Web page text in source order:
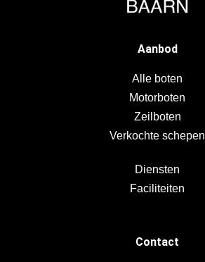
Aanbod
Alle boten
Motorboten
Zeilboten
Verkochte schepen
Diensten
Faciliteiten
Contact